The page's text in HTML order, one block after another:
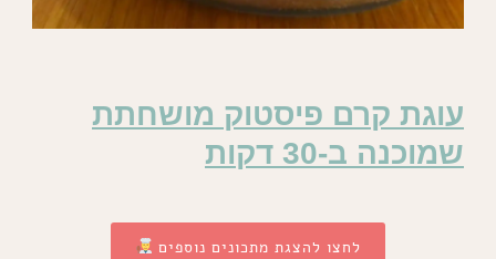
עוגת קרם פיסטוק מושחתת
שמוכנה ב-30 דקות
לחצו להצגת מתכונים נוספים